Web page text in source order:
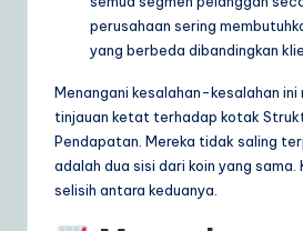
perusahaan sering
yang berbeda dibandingkan
Menangani kesalahan-kesalahan ini
tinjauan ketat terhadap kotak
Pendapatan. Mereka tidak saling
adalah dua sisi dari koin yang sama.
selisih antara keduanya.